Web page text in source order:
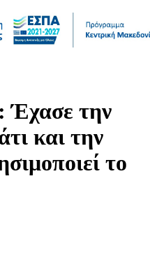
Έχασε την
και την
το